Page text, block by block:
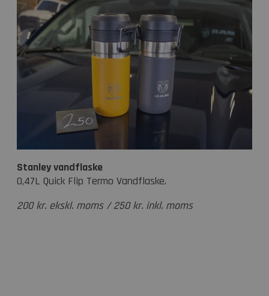
Stanley vandflaske
0,47L Quick Flip Termo Vandflaske.
200 kr. ekskl. moms / 250 kr. inkl. moms